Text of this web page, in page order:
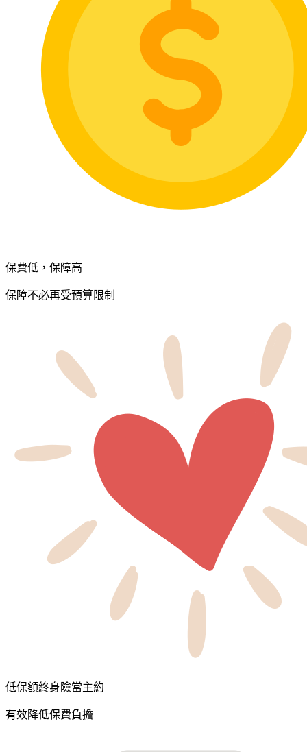
保費低，保障高
保障不必再受預算限制
低保額終身險當主約
有效降低保費負擔